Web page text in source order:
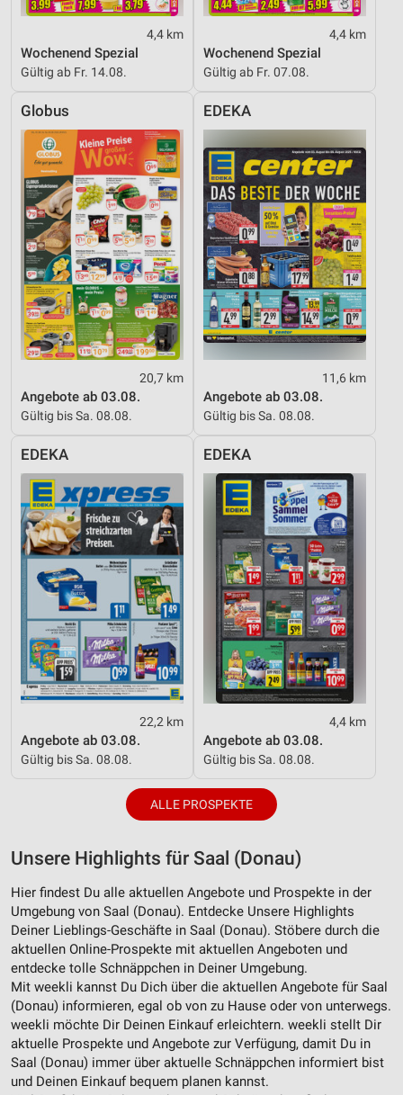
4,4 km
Wochenend Spezial
Gültig ab Fr. 14.08.
4,4 km
Wochenend Spezial
Gültig ab Fr. 07.08.
Globus
20,7 km
Angebote ab 03.08.
Gültig bis Sa. 08.08.
EDEKA
11,6 km
Angebote ab 03.08.
Gültig bis Sa. 08.08.
EDEKA
22,2 km
Angebote ab 03.08.
Gültig bis Sa. 08.08.
EDEKA
4,4 km
Angebote ab 03.08.
Gültig bis Sa. 08.08.
ALLE PROSPEKTE
Unsere Highlights für Saal (Donau)
Hier findest Du alle aktuellen Angebote und Prospekte in der
Umgebung von Saal (Donau). Entdecke Unsere Highlights
Deiner Lieblings-Geschäfte in Saal (Donau). Stöbere durch die
aktuellen Online-Prospekte mit aktuellen Angeboten und
entdecke tolle Schnäppchen in Deiner Umgebung.
Mit weekli kannst Du Dich über die aktuellen Angebote für Saal
(Donau) informieren, egal ob von zu Hause oder von unterwegs.
weekli möchte Dir Deinen Einkauf erleichtern. weekli stellt Dir
aktuelle Prospekte und Angebote zur Verfügung, damit Du in
Saal (Donau) immer über aktuelle Schnäppchen informiert bist
und Deinen Einkauf bequem planen kannst.
Werbung